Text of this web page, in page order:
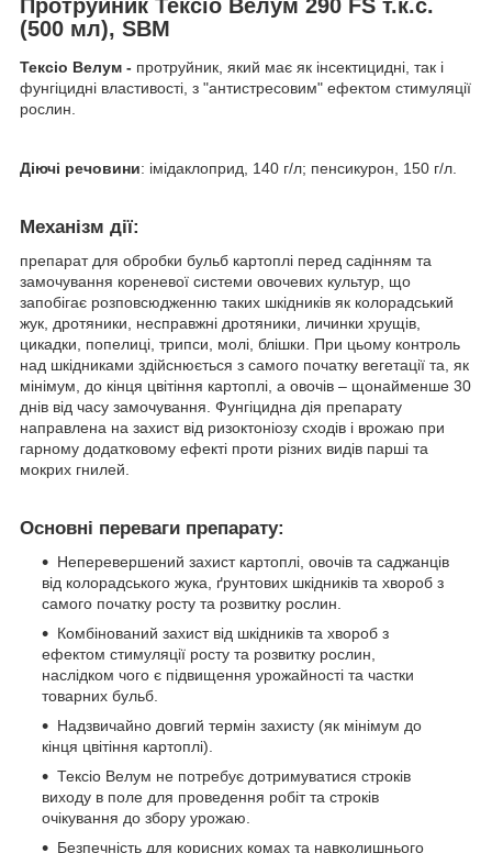
Протруйник Тексіо Велум 290 FS т.к.с.
(500 мл), SBM
Тексіо Велум - протруйник, який має як інсектицидні, так і
фунгіцидні властивості, з "антистресовим" ефектом стимуляції
рослин.
Діючі речовини: імідаклоприд, 140 г/л; пенсикурон, 150 г/л.
Механізм дії:
препарат для обробки бульб картоплі перед садінням та
замочування кореневої системи овочевих культур, що
запобігає розповсюдженню таких шкідників як колорадський
жук, дротяники, несправжні дротяники, личинки хрущів,
цикадки, попелиці, трипси, молі, блішки. При цьому контроль
над шкідниками здійснюється з самого початку вегетації та, як
мінімум, до кінця цвітіння картоплі, а овочів – щонайменше 30
днів від часу замочування. Фунгіцидна дія препарату
направлена на захист від ризоктоніозу сходів і врожаю при
гарному додатковому ефекті проти різних видів парші та
мокрих гнилей.
Основні переваги препарату:
Неперевершений захист картоплі, овочів та саджанців
від колорадського жука, ґрунтових шкідників та хвороб з
самого початку росту та розвитку рослин.
Комбінований захист від шкідників та хвороб з
ефектом стимуляції росту та розвитку рослин,
наслідком чого є підвищення урожайності та частки
товарних бульб.
Надзвичайно довгий термін захисту (як мінімум до
кінця цвітіння картоплі).
Тексіо Велум не потребує дотримуватися строків
виходу в поле для проведення робіт та строків
очікування до збору урожаю.
Безпечність для корисних комах та навколишнього